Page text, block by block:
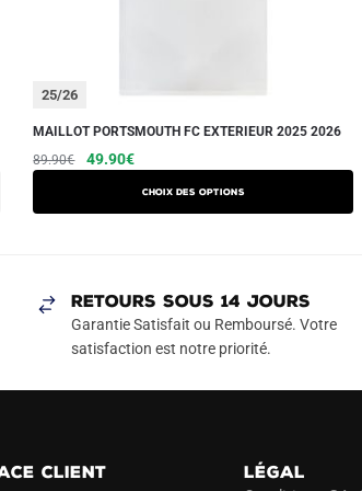
25/26
MAILLOT PORTSMOUTH FC EXTERIEUR 2025 2026
89.90€
Le
49.90€Le
Choix des options
Ce
produit
a
Les
options
peuvent
RETOURS SOUS 14 JOURS
Garantie Satisfait ou Remboursé. Votre
satisfaction est notre priorité.
CLIENT
LÉGAL